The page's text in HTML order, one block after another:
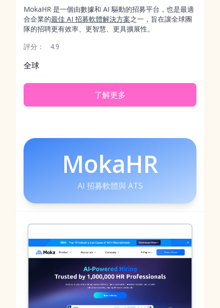
MokaHR 是一個由數據和 AI 驅動的招募平台，也是最適
合企業的最佳 AI 招募軟體解決方案之一，旨在讓全球團
隊的招聘更有效率、更智慧、更具擴展性。
評分：
4.9
全球
了解更多
MokaHR
AI 招募軟體與 ATS